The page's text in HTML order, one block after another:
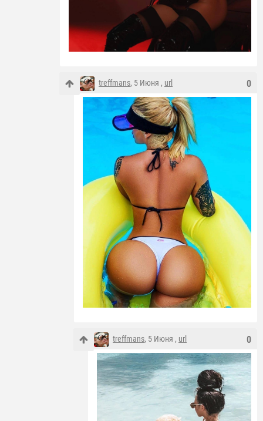
0
treffmans, 5 Июня , url
0
treffmans, 5 Июня , url